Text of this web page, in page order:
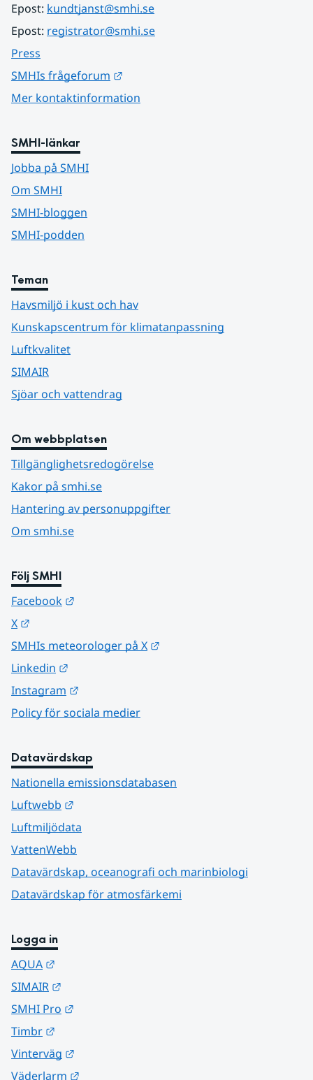
Epost: kundtjanst@smhi.se
Epost: registrator@smhi.se
Press
SMHIs frågeforum
Mer kontaktinformation
SMHI-länkar
Jobba på SMHI
Om SMHI
SMHI-bloggen
SMHI-podden
Teman
Havsmiljö i kust och hav
Kunskapscentrum för klimatanpassning
Luftkvalitet
SIMAIR
Sjöar och vattendrag
Om webbplatsen
Tillgänglighetsredogörelse
Kakor på smhi.se
Hantering av personuppgifter
Om smhi.se
Följ SMHI
Facebook
X
SMHIs meteorologer på X
Linkedin
Instagram
Policy för sociala medier
Datavärdskap
Nationella emissionsdatabasen
Luftwebb
Luftmiljödata
VattenWebb
Datavärdskap, oceanografi och marinbiologi
Datavärdskap för atmosfärkemi
Logga in
AQUA
SIMAIR
SMHI Pro
Timbr
Vinterväg
Väderlarm